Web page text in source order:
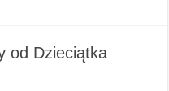
od Dzieciątka